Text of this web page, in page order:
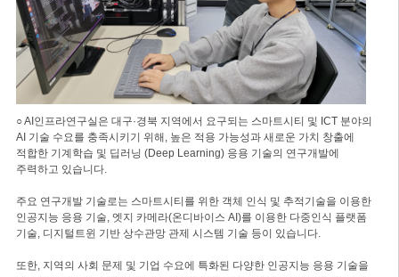
○ AI인프라연구실은 대구·경북 지역에서 요구되는 스마트시티 및 ICT 분야의
AI 기술 수요를 충족시키기 위해, 높은 적용 가능성과 새로운 가치 창출에
적합한 기계학습 및 딥러닝 (Deep Learning) 응용 기술의 연구개발에
주력하고 있습니다.
주요 연구개발 기술로는 스마트시티를 위한 객체 인식 및 추적기술을 이용한
인공지능 응용 기술, 엣지 카메라(온디바이스 AI)를 이용한 다중인식 플랫폼
기술, 디지털트윈 기반 상수관망 관제 시스템 기술 등이 있습니다.
또한, 지역의 사회 문제 및 기업 수요에 특화된 다양한 인공지능 응용 기술을